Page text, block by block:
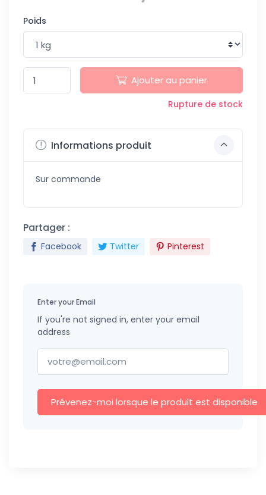
Poids
Ajouter au panier
Rupture de stock
Informations produit
Sur commande
Partager :
Facebook Twitter Pinterest
Enter your Email
If you're not signed in, enter your email
address
Prévenez-moi lorsque le produit est disponible